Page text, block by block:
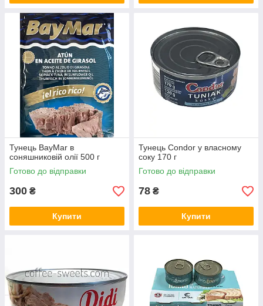
Тунець BayMar в
соняшниковій олії 500 г
Готово до відправки
300 ₴
Купити
Тунець Condor у власному
соку 170 г
Готово до відправки
78 ₴
Купити